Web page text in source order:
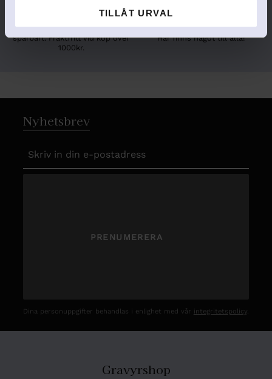
TILLÅT URVAL
Snabb leverans
Vi skickar din vara säkert och
spårbart. Fraktfritt vid köp över
1000kr.
Stort utbud
Här finns något till alla!
Nyhetsbrev
PRENUMERERA
Dina personuppgifter behandlas i enlighet med vår integritetspolicy.
Gravyrshop